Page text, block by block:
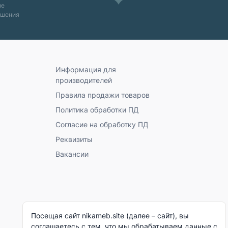
Информация для
производителей
Правила продажи товаров
Политика обработки ПД
Согласие на обработку ПД
Реквизиты
Вакансии
Посещая сайт nikameb.site (далее – сайт), вы
соглашаетесь с тем, что мы обрабатываем данные с